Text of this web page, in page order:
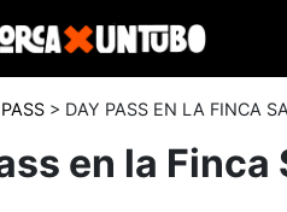
> DAY PASS EN LA FINCA
en la Finca